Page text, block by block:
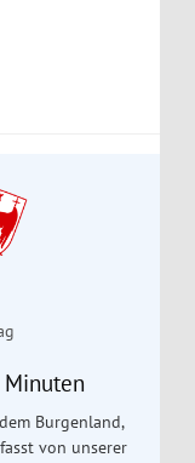
Burgenland,
von unserer